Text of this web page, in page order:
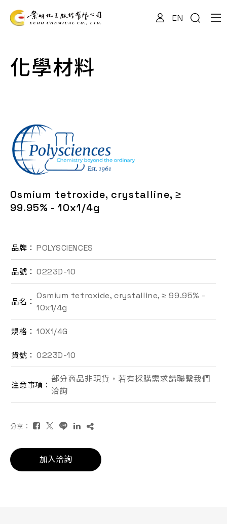
EN
化學材料
Osmium tetroxide, crystalline, ≥
99.95% - 10x1/4g
品牌： POLYSCIENCES
品號： 0223D-10
品名：
Osmium tetroxide, crystalline, ≥ 99.95% -
10x1/4g
規格： 10X1/4G
貨號： 0223D-10
注意事項：
部分商品非現貨，若有採購需求請聯繫我們
洽詢
分享：
加入洽詢
關於我們
產品資訊
最新消息
檔案下載
EN
詢價車